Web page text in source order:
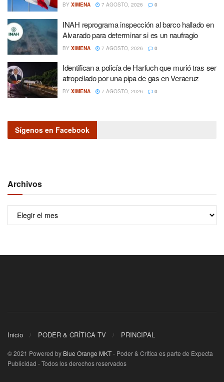
BY XIMENA 7 AGOSTO, 2026 0
INAH reprograma inspección al barco hallado en
Alvarado para determinar si es un naufragio
BY XIMENA 7 AGOSTO, 2026 0
Identifican a policía de Harfuch que murió tras ser
atropellado por una pipa de gas en Veracruz
BY XIMENA 7 AGOSTO, 2026 0
Sígenos en Facebook
Archivos
Inicio PODER & CRÍTICA TV PRINCIPAL
© 2021 Powered by Blue Orange MKT- Poder & Crítica es parte de Expecta
Publicidad - Todos los derechos reservados